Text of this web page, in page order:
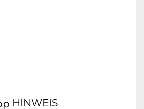
HINWEIS